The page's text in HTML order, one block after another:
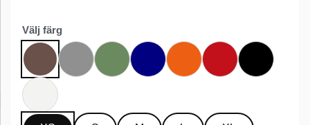
Välj färg
Brun
Grå Grön MarinblåOrangeRöd Svart
Vit